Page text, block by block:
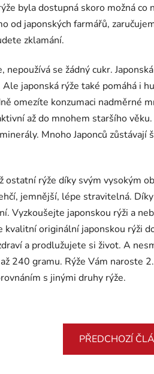
byla dostupná skoro možná
od japonských farmářů,
zklamání.
nepoužívá se žádný cukr.
japonská rýže také pomáhá i
omezíte konzumaci nadměrné
až do mnohem staršího
Mnoho Japonců
ostatní rýže díky svým vysokým
jemnější, lépe stravitelná.
Vyzkoušejte japonskou rýži a
kvalitní originální japonskou rýži
a prodlužujete si život. A
240 gramu. Rýže Vám naroste
s jinými druhy rýže.
PŘEDCHOZÍ